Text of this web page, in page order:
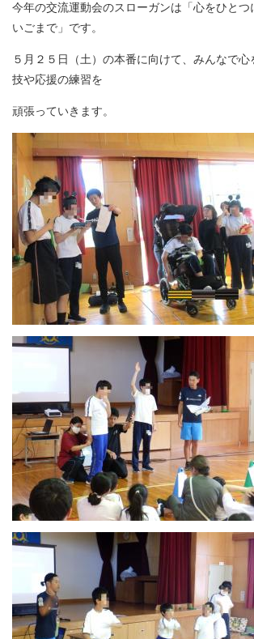
今年の交流運動会のスローガンは「心をひと
いごまで」です。
５月２５日（土）の本番に向けて、みんなで
技や応援の練習を
頑張っていきます。